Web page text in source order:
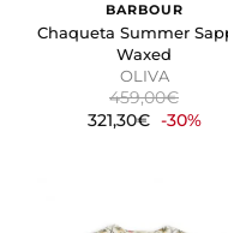
BARBOUR
Chaqueta Summer
Waxed
OLIVA
459,00€
321,30€ -30%